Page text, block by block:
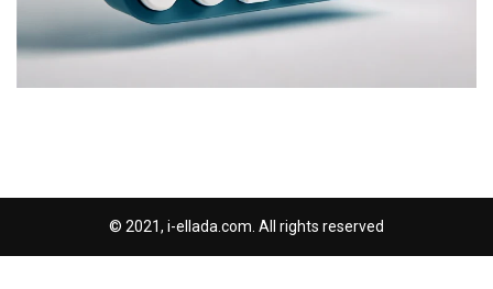
© 2021, i-ellada.com. All rights reserved